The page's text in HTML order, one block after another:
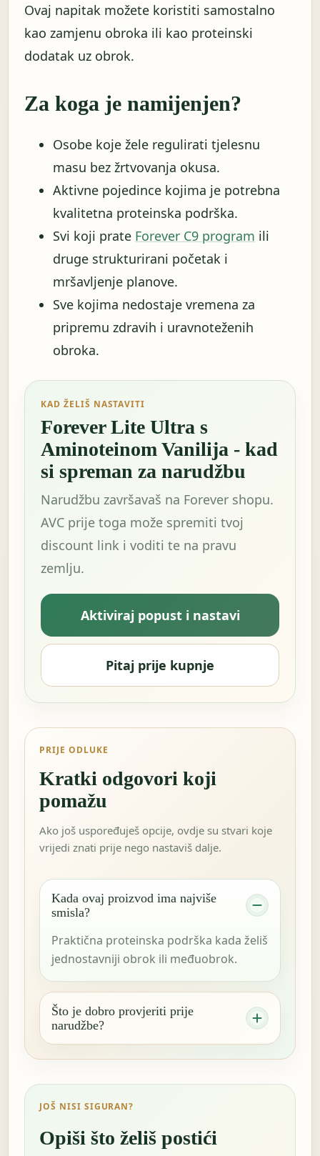
Ovaj napitak možete koristiti samostalno
kao zamjenu obroka ili kao proteinski
dodatak uz obrok.
Za koga je namijenjen?
Osobe koje žele regulirati tjelesnu
masu bez žrtvovanja okusa.
Aktivne pojedince kojima je potrebna
kvalitetna proteinska podrška.
Svi koji prate Forever C9 program ili
druge strukturirani početak i
mršavljenje planove.
Sve kojima nedostaje vremena za
pripremu zdravih i uravnoteženih
obroka.
KAD ŽELIŠ NASTAVITI
Forever Lite Ultra s
Aminoteinom Vanilija - kad
si spreman za narudžbu
Narudžbu završavaš na Forever shopu.
AVC prije toga može spremiti tvoj
discount link i voditi te na pravu
zemlju.
Aktiviraj popust i nastavi
Pitaj prije kupnje
PRIJE ODLUKE
Kratki odgovori koji
pomažu
Ako još uspoređuješ opcije, ovdje su stvari koje
vrijedi znati prije nego nastaviš dalje.
Kada ovaj proizvod ima najviše
smisla?
Praktična proteinska podrška kada želiš
jednostavniji obrok ili međuobrok.
Što je dobro provjeriti prije
narudžbe?
JOŠ NISI SIGURAN?
Opiši što želiš postići